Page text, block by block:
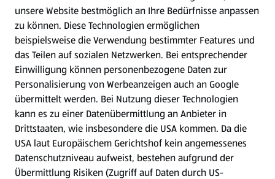
Kochen für Kinder
unsere Website bestmöglich an Ihre Bedürfnisse anpassen
zu können. Diese Technologien ermöglichen
beispielsweise die Verwendung bestimmter Features und
das Teilen auf sozialen Netzwerken. Bei entsprechender
Einwilligung können personenbezogene Daten zur
Personalisierung von Werbeanzeigen auch an Google
übermittelt werden. Bei Nutzung dieser Technologien
kann es zu einer Datenübermittlung an Anbieter in
Drittstaaten, wie insbesondere die USA kommen. Da die
USA laut Europäischem Gerichtshof kein angemessenes
Datenschutzniveau aufweist, bestehen aufgrund der
Übermittlung Risiken (Zugriff auf Daten durch US-